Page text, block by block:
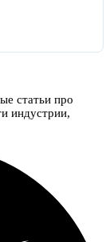
статьи про
индустрии,